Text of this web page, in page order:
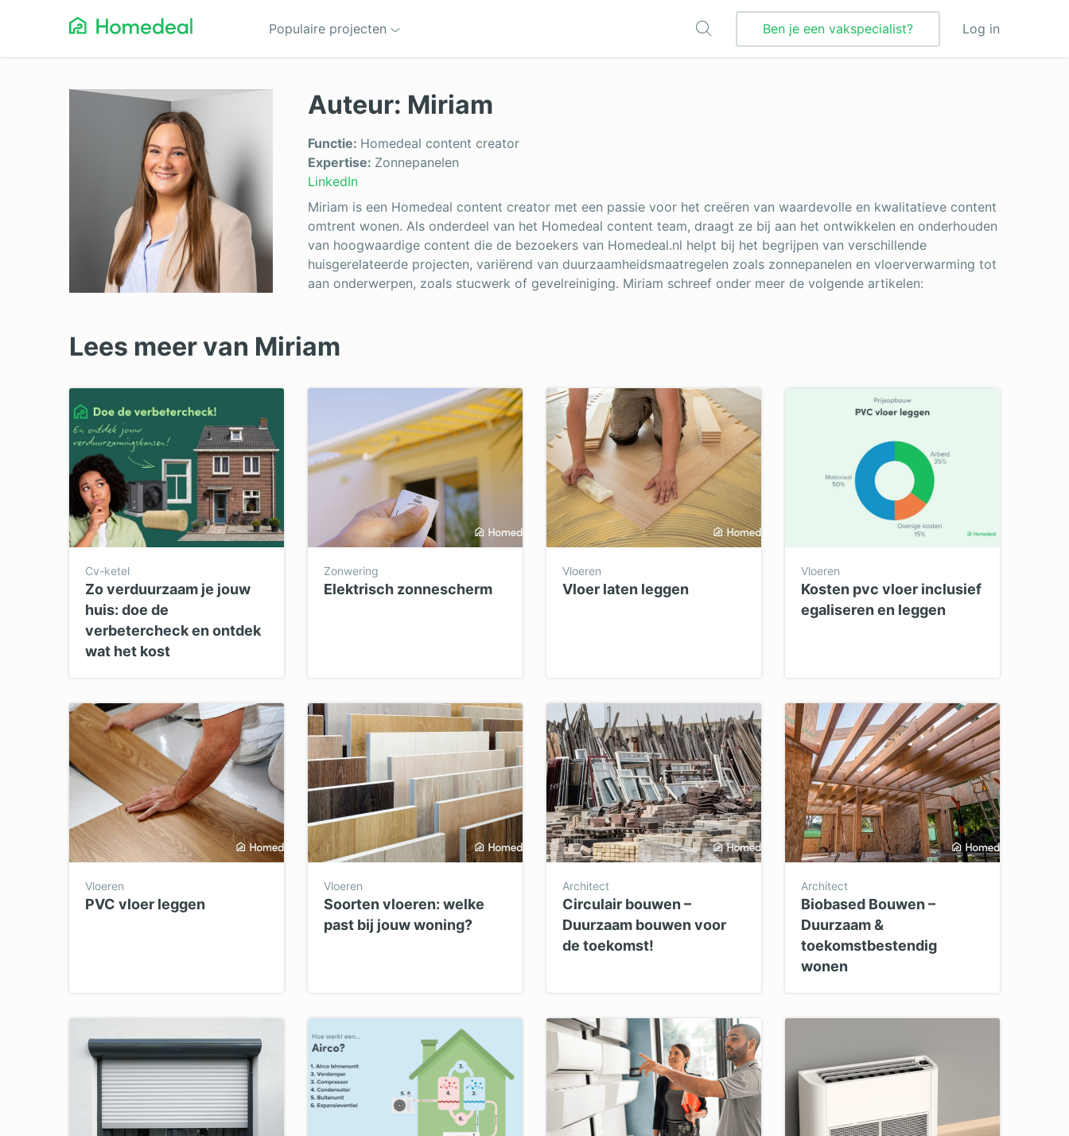
Populaire projecten Ben je een vakspecialist? Log in
Architect
Asbest verwijderen
Badkamerspecialist
Bestraten
Dakbedekking
Dakraam
Elektricien
Garagedeur
Gevelreiniging
Glas
Hekwerken
Inbraakbeveiliging
Isolatie
Kozijnen
Ongediertebestrijding
Serre
Stucwerk
Tegels zetten
Tuinonderhoud
Ventilatie
Vochtbestrijding
Warmtepomp
Wellness
Auteur: Miriam
Functie: Homedeal content creator
Expertise: Zonnepanelen
LinkedIn
Miriam is een Homedeal content creator met een passie voor het creëren van waardevolle en kwalitatieve content
omtrent wonen. Als onderdeel van het Homedeal content team, draagt ze bij aan het ontwikkelen en onderhouden
van hoogwaardige content die de bezoekers van Homedeal.nl helpt bij het begrijpen van verschillende
huisgerelateerde projecten, variërend van duurzaamheidsmaatregelen zoals zonnepanelen en vloerverwarming tot
aan onderwerpen, zoals stucwerk of gevelreiniging. Miriam schreef onder meer de volgende artikelen:
Lees meer van Miriam
Cv-ketel
Zo verduurzaam je jouw
huis: doe de
verbetercheck en ontdek
wat het kost
Zonwering
Elektrisch zonnescherm
Vloeren
Vloer laten leggen
Vloeren
Kosten pvc vloer inclusief
egaliseren en leggen
Vloeren
PVC vloer leggen
Vloeren
Soorten vloeren: welke
past bij jouw woning?
Architect
Circulair bouwen –
Duurzaam bouwen voor
de toekomst!
Architect
Biobased Bouwen –
Duurzaam &
toekomstbestendig
wonen